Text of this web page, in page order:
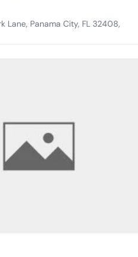
Lane, Panama City, FL 32408,